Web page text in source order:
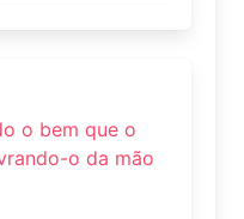
o bem que o
o da mão